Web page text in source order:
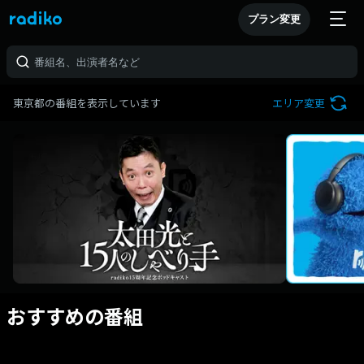
プラン変更
東京都の番組を表示しています エリア変更
おすすめの番組